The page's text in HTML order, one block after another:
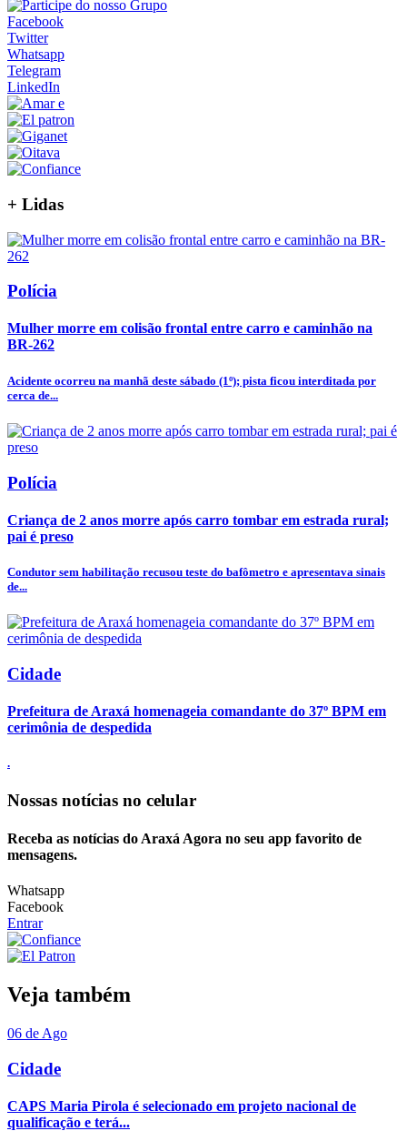
Facebook
Twitter
Whatsapp
Telegram
LinkedIn
+ Lidas
Polícia
Mulher morre em colisão frontal entre carro e caminhão na
BR-262
Acidente ocorreu na manhã deste sábado (1º); pista ficou interditada por
cerca de...
Polícia
Criança de 2 anos morre após carro tombar em estrada rural;
pai é preso
Condutor sem habilitação recusou teste do bafômetro e apresentava sinais
de...
Cidade
Prefeitura de Araxá homenageia comandante do 37º BPM em
cerimônia de despedida
.
Nossas notícias no celular
Receba as notícias do Araxá Agora no seu app favorito de
mensagens.
Whatsapp
Facebook
Entrar
Veja também
06 de Ago
Cidade
CAPS Maria Pirola é selecionado em projeto nacional de
qualificação e terá...